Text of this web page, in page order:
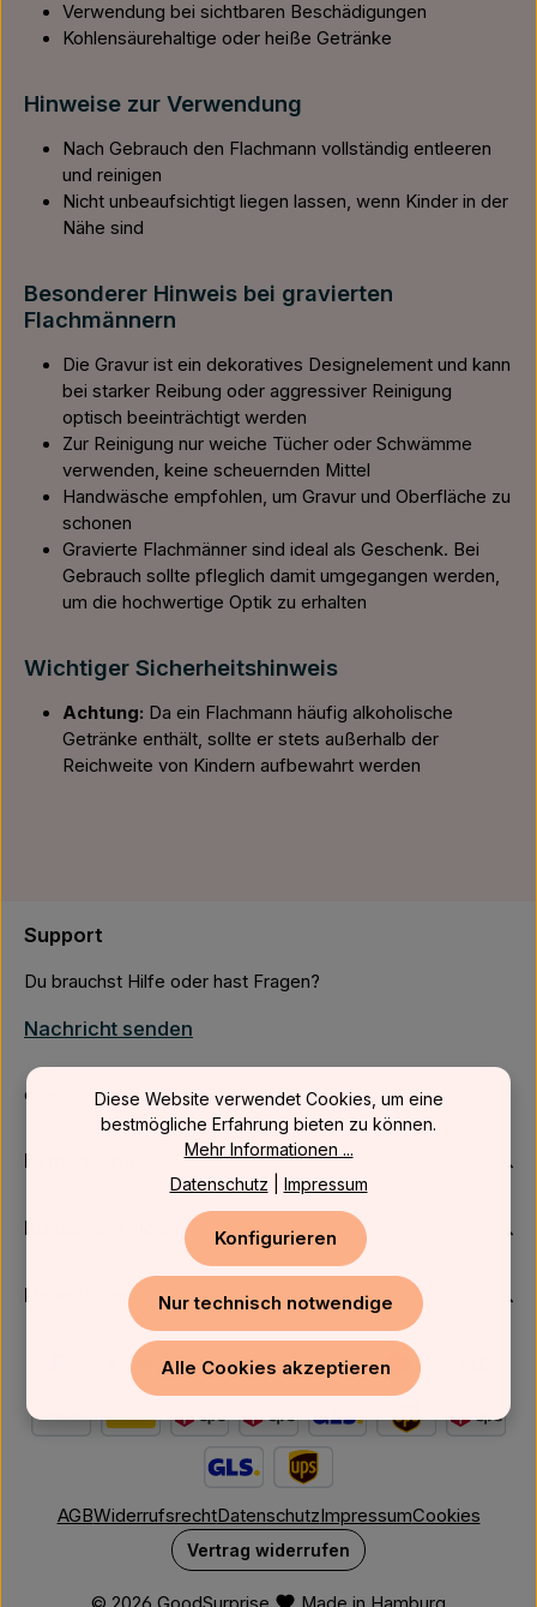
Verwendung bei sichtbaren Beschädigungen
Kohlensäurehaltige oder heiße Getränke
Hinweise zur Verwendung
Nach Gebrauch den Flachmann vollständig entleeren
und reinigen
Nicht unbeaufsichtigt liegen lassen, wenn Kinder in der
Nähe sind
Besonderer Hinweis bei gravierten
Flachmännern
Die Gravur ist ein dekoratives Designelement und kann
bei starker Reibung oder aggressiver Reinigung
optisch beeinträchtigt werden
Zur Reinigung nur weiche Tücher oder Schwämme
verwenden, keine scheuernden Mittel
Handwäsche empfohlen, um Gravur und Oberfläche zu
schonen
Gravierte Flachmänner sind ideal als Geschenk. Bei
Gebrauch sollte pfleglich damit umgegangen werden,
um die hochwertige Optik zu erhalten
Wichtiger Sicherheitshinweis
Achtung: Da ein Flachmann häufig alkoholische
Getränke enthält, sollte er stets außerhalb der
Reichweite von Kindern aufbewahrt werden
Support
Du brauchst Hilfe oder hast Fragen?
Nachricht senden
oder über unserKontaktformular.
Firmenkunden
Kundenservice
Newsletter
AGBWiderrufsrechtDatenschutzImpressumCookies
Vertrag widerrufen
Diese Website verwendet Cookies, um eine
bestmögliche Erfahrung bieten zu können.
Mehr Informationen ...
Datenschutz
Impressum
Nur technisch notwendige
Konfigurieren
Alle Cookies akzeptieren